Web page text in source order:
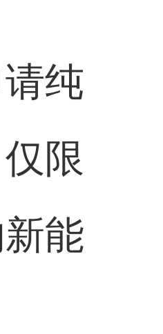
纯
限
能